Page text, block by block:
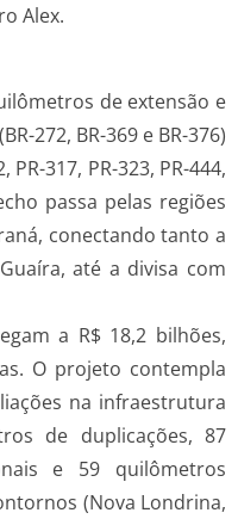
Alex.
de extensão e
272, BR-369 e BR-376)
317, PR-323, PR-444,
passa pelas regiões
conectando tanto a
até a divisa com
a R$ 18,2 bilhões,
O projeto contempla
na infraestrutura
de duplicações, 87
e 59 quilômetros
(Nova Londrina,